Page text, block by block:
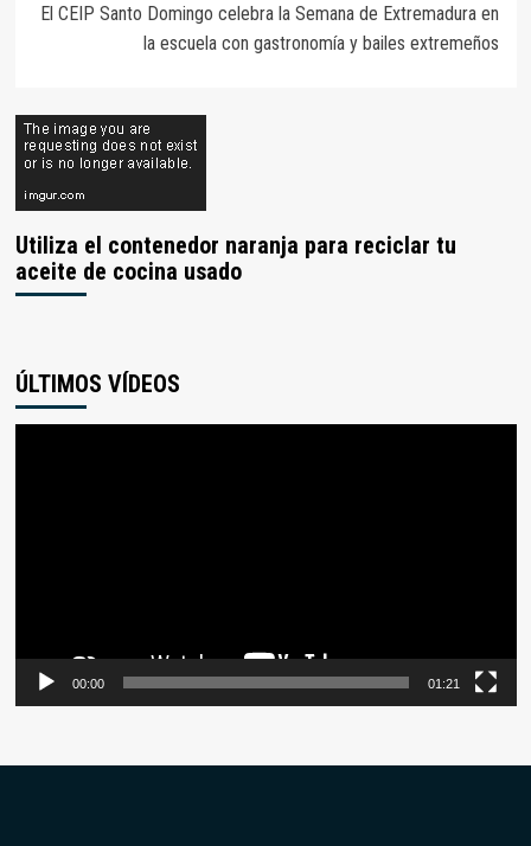
El CEIP Santo Domingo celebra la Semana de Extremadura en
la escuela con gastronomía y bailes extremeños
Utiliza el contenedor naranja para reciclar tu
aceite de cocina usado
ÚLTIMOS VÍDEOS
00:00 01:21